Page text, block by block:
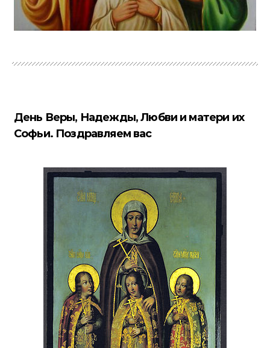
День Веры, Надежды, Любви и матери их
Софьи. Поздравляем вас